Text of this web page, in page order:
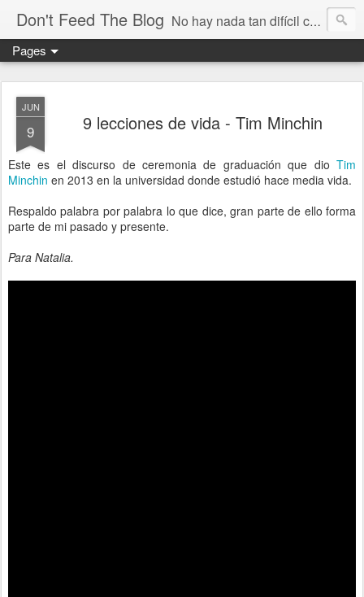
Don't Feed The Blog No hay nada tan difícil como no engañarse
Pages
JUN
9 9 lecciones de vida - Tim Minchin
Este es el discurso de ceremonia de graduación que dio Tim
Minchin en 2013 en la universidad donde estudió hace media vida.
Respaldo palabra por palabra lo que dice, gran parte de ello forma
parte de mi pasado y presente.
Para Natalia.